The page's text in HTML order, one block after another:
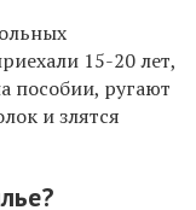
15-20 лет,
пособии, ругают
и злятся